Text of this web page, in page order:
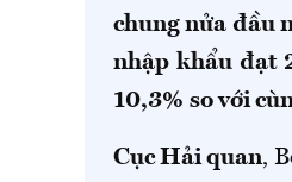
chung nửa đầu
nhập khẩu đạt
10,3% so với
Cục Hải quan,